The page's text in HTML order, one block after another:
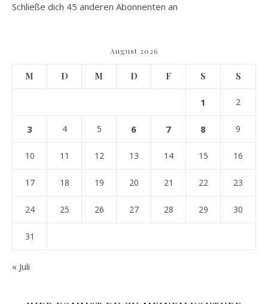
Schließe dich 45 anderen Abonnenten an
August 2026
M D M D F S S
1 2
3 4 5 6 7 8 9
10 11 12 13 14 15 16
17 18 19 20 21 22 23
24 25 26 27 28 29 30
31
« Juli